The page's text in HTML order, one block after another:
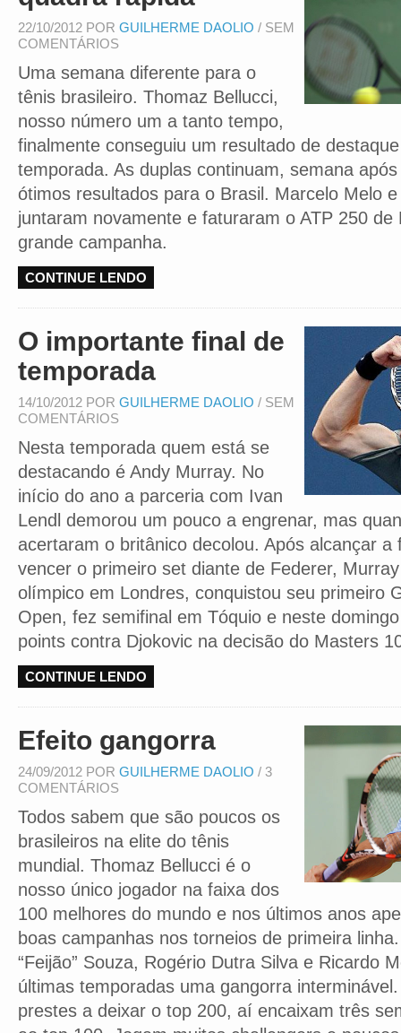
22/10/2012 POR GUILHERME DAOLIO / SEM
COMENTÁRIOS
Uma semana diferente para o
tênis brasileiro. Thomaz Bellucci,
nosso número um a tanto tempo,
finalmente conseguiu um resultado de
temporada. As duplas continuam, semana
ótimos resultados para o Brasil. Marcelo Melo
juntaram novamente e faturaram o ATP 250 de
grande campanha.
CONTINUE LENDO
O importante final de
temporada
14/10/2012 POR GUILHERME DAOLIO / SEM
COMENTÁRIOS
Nesta temporada quem está se
destacando é Andy Murray. No
início do ano a parceria com Ivan
Lendl demorou um pouco a engrenar, mas
acertaram o britânico decolou. Após alcançar a
vencer o primeiro set diante de Federer,
olímpico em Londres, conquistou seu primeiro
Open, fez semifinal em Tóquio e neste
points contra Djokovic na decisão do Masters
CONTINUE LENDO
Efeito gangorra
24/09/2012 POR GUILHERME DAOLIO / 3
COMENTÁRIOS
Todos sabem que são poucos os
brasileiros na elite do tênis
mundial. Thomaz Bellucci é o
nosso único jogador na faixa dos
100 melhores do mundo e nos últimos anos
boas campanhas nos torneios de primeira
“Feijão” Souza, Rogério Dutra Silva e Ricardo
últimas temporadas uma gangorra
prestes a deixar o top 200, aí encaixam três